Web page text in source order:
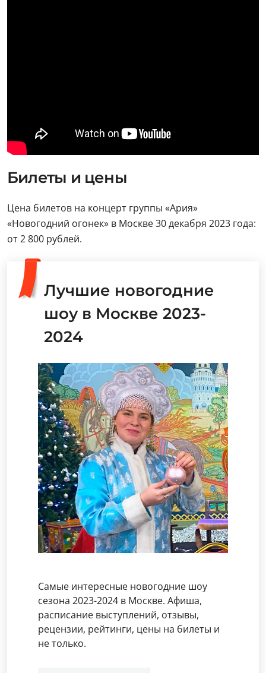
Билеты и цены
Цена билетов на концерт группы «Ария»
«Новогодний огонек» в Москве 30 декабря 2023 года:
от 2 800 рублей.
Лучшие новогодние
шоу в Москве 2023-
2024
Самые интересные новогодние шоу
сезона 2023-2024 в Москве. Афиша,
расписание выступлений, отзывы,
рецензии, рейтинги, цены на билеты и
не только.